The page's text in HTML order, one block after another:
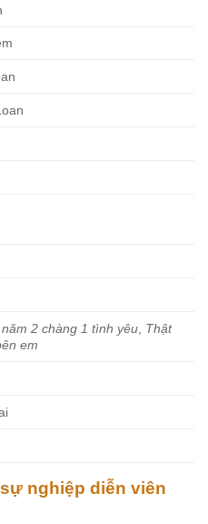
2 chàng 1 tình yêu Thật
em
nghiệp diễn viên